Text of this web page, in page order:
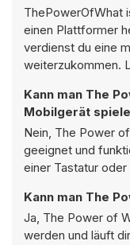
ThePowerOfWhat
einen Plattformer
verdienst du eine
weiterzukommen.
Kann man The
Mobilgerät
Nein, The Power
geeignet und
einer Tastatur oder
Kann man The
Ja, The Power of
werden und läuft